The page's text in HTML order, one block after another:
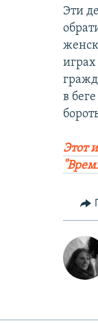
Эти
в
Этот